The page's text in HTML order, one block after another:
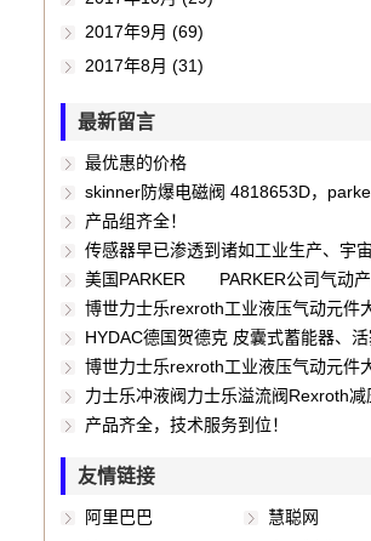
2017年9月 (69)
2017年8月 (31)
最新留言
最优惠的价格
skinner防爆电磁阀 4818653D，
阀 美国派克PARKER CIC电磁阀 parker电
lucifer电磁阀，skinner电磁阀，SMC电磁
ＤＥ电磁阀，ASCO电磁阀，ASCO防爆
ASCO脉冲电磁阀，parker-lucifer电磁阀
parker电磁阀线圈，lucifer电磁阀线圈，
电磁阀线圈，parker线圈，lucifer线圈，
气动，joucomatic电磁阀，CKD电磁阀
圈。lucifer电磁阀线圈，skinner电磁阀线
圈,parker,lucifer电磁阀线圈， parker防爆
活塞型四氟电磁阀 紧急切断电磁阀 垂直
阀 导热油电磁阀 防爆电磁阀 ZCS水用电
产品组齐全！
传感器早已渗透到诸如工业生产、宇宙
海洋探测、环境保护、资源调查、医学诊
物工程、甚至文物保护等等极其之泛的领
以毫不夸张地说，从茫茫的太空，到浩瀚
洋，以至各种复杂的工程系统，几乎每一
化项目，都离不开各种各样的传感器。由
见，传感器技术在发展经济、推动社会进
的重要作用，是十分明显的。世界各国都
视这一领域的发展。相信不久的将来，传
术将会出现一个飞跃，达到与其重要地位
美国PARKER PARKER公司气动产
销PARKER旗下Schrader Bellows 、
Telepneumatic 、Kuroda 、Taiyo 、
、Sempress 、Climax 、Maxam 、
Legris 、Origa Hoerbiger等著名气动品
品。 PARKER CIC部门旗下，SCAM,
Skinner , Goldring,,Lucifer,Sinclair Collins
各种工业控制流体阀。 PARKER及旗
Denison液压缸，液压泵，液压阀等。
博世力士乐rexroth工业液压气动元件
货（电磁换向阀、节流阀、单向阀、比例
服阀、安全溢流阀、流量控制阀、减压阀
阀、压力继电器、比例放大板、放大器，
塞泵、叶片泵、齿轮泵，伺服驱动器、伺
机，气动元件、气动阀、气缸等），部分
号. 电磁阀：4WE6、4WE10、4WE16；
阀：4WEH10H、4WEH16、4WEH25. 单
HYDAC德国贺德克 皮囊式蓄能器、
能器、隔膜式蓄能器、各类减振器等。流
技术：各类液压、润滑过滤器、滤油车、
水车、油品检测仪。工艺过程技术：特殊
滤器、自动反冲洗过滤器。电子测量技术
力、温度、流量检测开关、传感器及显示
障诊断仪等。冷却技术： 油/风冷却器、水
博世力士乐rexroth工业液压气动元件
货（电磁换向阀、节流阀、单向阀、比例
服阀、安全溢流阀、流量控制阀、减压阀
阀、压力继电器、比例放大板、放大器，
塞泵、叶片泵、齿轮泵，伺服驱动器、伺
机，气动元件、气动阀、气缸等），部分
力士乐冲液阀力士乐溢流阀Rexroth减
Rexroth顺序阀 Rexroth流量控制阀
截止阀力士乐顺序阀rexroth滑块 力士乐压
阀力士乐节流阀力士乐节流阀力士乐阀 力
力显示器力士乐压力开关Rexroth压力显
产品齐全，技术服务到位！
友情链接
阿里巴巴
慧聪网